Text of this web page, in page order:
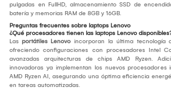
pulgadas en FullHD, almacenamiento SSD de
batería y memorias RAM de 8GB y 16GB.
Preguntas frecuentes sobre laptops Lenovo
¿Qué procesadores tienen las laptops Lenovo
Las portátiles Lenovo incorporan la última tecnología
ofreciendo configuraciones con procesadores Intel
avanzadas arquitecturas de chips AMD Ryzen.
innovadoras ya implementan los nuevos procesadores
AMD Ryzen AI, asegurando una óptima eficiencia
en tareas automatizadas.